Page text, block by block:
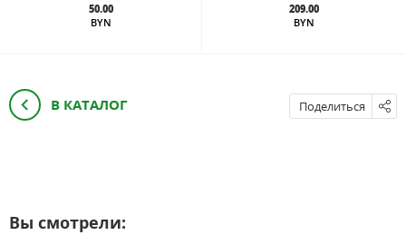
50.00
BYN
209.00
BYN
В КАТАЛОГ Поделиться
Вы смотрели: